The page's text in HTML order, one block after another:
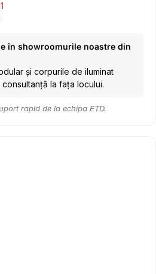
în showroomurile noastre din
și corpurile de iluminat
la fața locului.
rapid de la echipa ETD.